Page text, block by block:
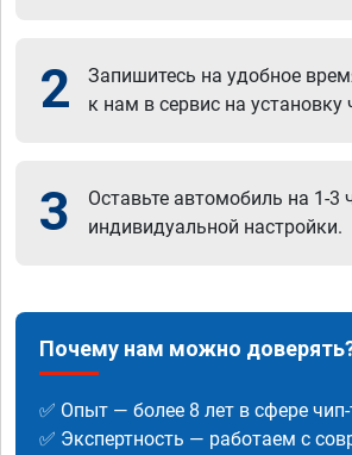
2
Запишитесь на удобное
к нам в сервис на установку
3
Оставьте автомобиль на 1-3
индивидуальной настройки.
Почему нам можно
✅ Опыт — более 8 лет в сфере
✅ Экспертность — работаем с